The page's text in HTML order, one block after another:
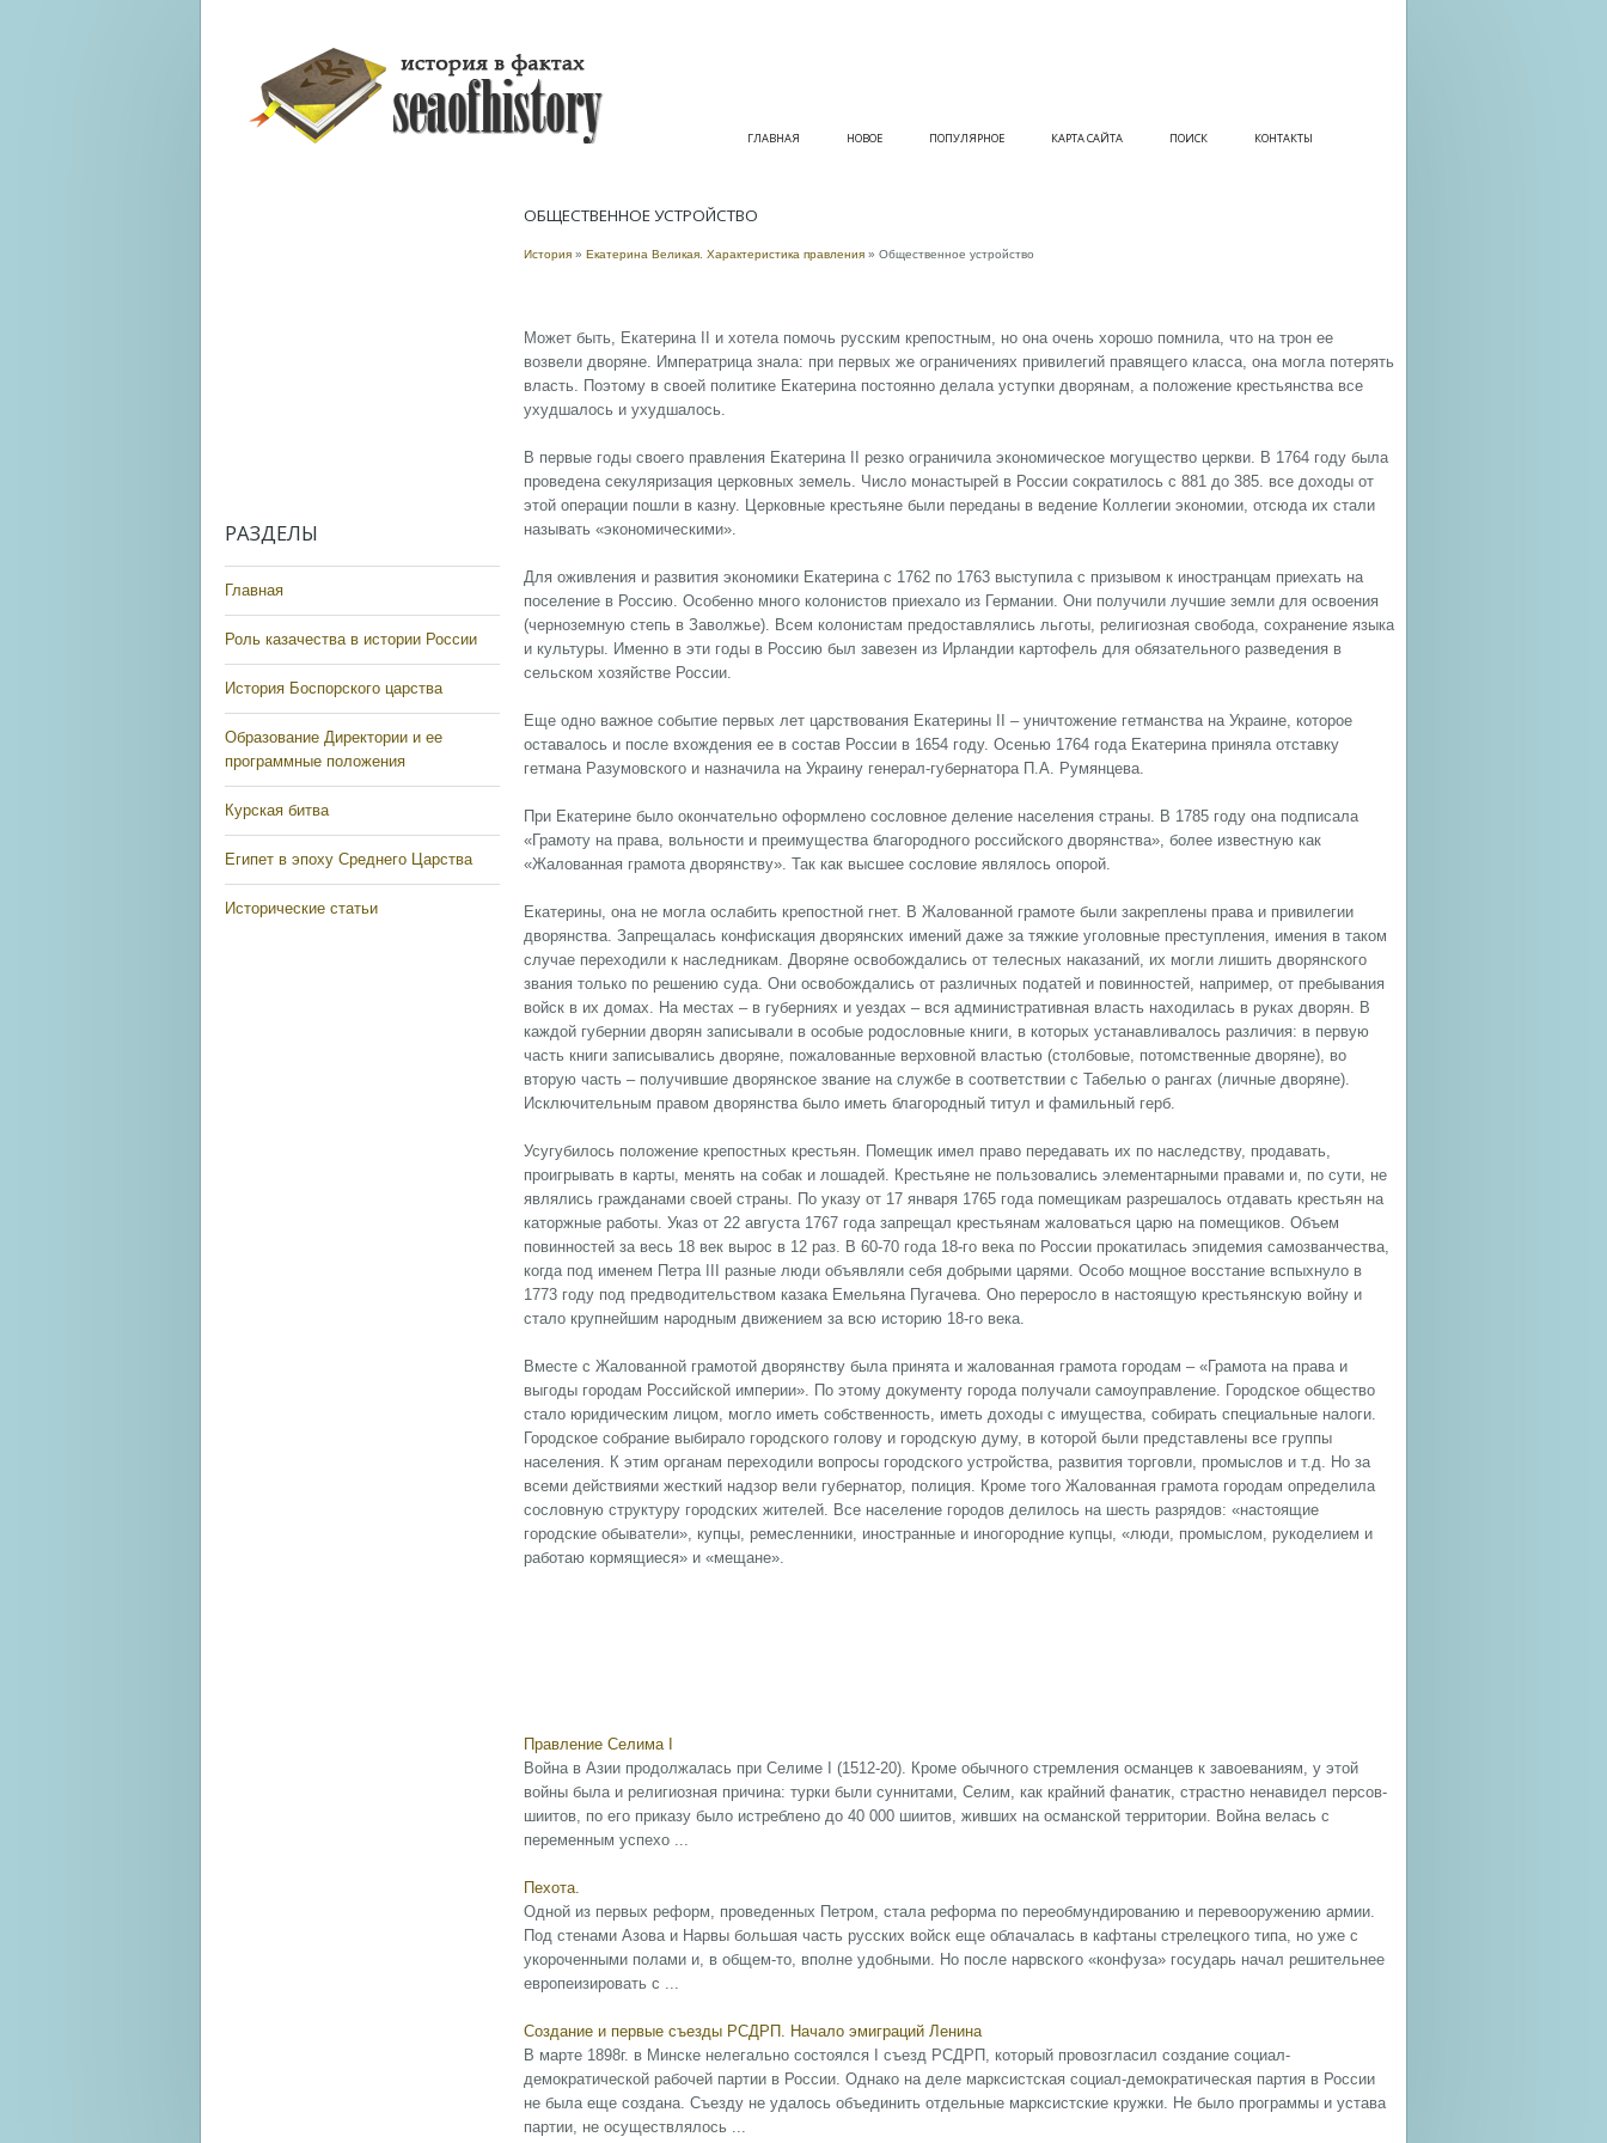
ГЛАВНАЯ НОВОЕ ПОПУЛЯРНОЕ КАРТА САЙТА ПОИСК КОНТАКТЫ
РАЗДЕЛЫ
Главная
Роль казачества в истории России
История Боспорского царства
Образование Директории и ее
программные положения
Курская битва
Египет в эпоху Среднего Царства
Исторические статьи
ОБЩЕСТВЕННОЕ УСТРОЙСТВО
История » Екатерина Великая. Характеристика правления » Общественное устройство
Может быть, Екатерина II и хотела помочь русским крепостным, но она очень хорошо помнила, что на трон ее
возвели дворяне. Императрица знала: при первых же ограничениях привилегий правящего класса, она могла потерять
власть. Поэтому в своей политике Екатерина постоянно делала уступки дворянам, а положение крестьянства все
ухудшалось и ухудшалось.
В первые годы своего правления Екатерина II резко ограничила экономическое могущество церкви. В 1764 году была
проведена секуляризация церковных земель. Число монастырей в России сократилось с 881 до 385. все доходы от
этой операции пошли в казну. Церковные крестьяне были переданы в ведение Коллегии экономии, отсюда их стали
называть «экономическими».
Для оживления и развития экономики Екатерина с 1762 по 1763 выступила с призывом к иностранцам приехать на
поселение в Россию. Особенно много колонистов приехало из Германии. Они получили лучшие земли для освоения
(черноземную степь в Заволжье). Всем колонистам предоставлялись льготы, религиозная свобода, сохранение языка
и культуры. Именно в эти годы в Россию был завезен из Ирландии картофель для обязательного разведения в
сельском хозяйстве России.
Еще одно важное событие первых лет царствования Екатерины II – уничтожение гетманства на Украине, которое
оставалось и после вхождения ее в состав России в 1654 году. Осенью 1764 года Екатерина приняла отставку
гетмана Разумовского и назначила на Украину генерал-губернатора П.А. Румянцева.
При Екатерине было окончательно оформлено сословное деление населения страны. В 1785 году она подписала
«Грамоту на права, вольности и преимущества благородного российского дворянства», более известную как
«Жалованная грамота дворянству». Так как высшее сословие являлось опорой.
Екатерины, она не могла ослабить крепостной гнет. В Жалованной грамоте были закреплены права и привилегии
дворянства. Запрещалась конфискация дворянских имений даже за тяжкие уголовные преступления, имения в таком
случае переходили к наследникам. Дворяне освобождались от телесных наказаний, их могли лишить дворянского
звания только по решению суда. Они освобождались от различных податей и повинностей, например, от пребывания
войск в их домах. На местах – в губерниях и уездах – вся административная власть находилась в руках дворян. В
каждой губернии дворян записывали в особые родословные книги, в которых устанавливалось различия: в первую
часть книги записывались дворяне, пожалованные верховной властью (столбовые, потомственные дворяне), во
вторую часть – получившие дворянское звание на службе в соответствии с Табелью о рангах (личные дворяне).
Исключительным правом дворянства было иметь благородный титул и фамильный герб.
Усугубилось положение крепостных крестьян. Помещик имел право передавать их по наследству, продавать,
проигрывать в карты, менять на собак и лошадей. Крестьяне не пользовались элементарными правами и, по сути, не
являлись гражданами своей страны. По указу от 17 января 1765 года помещикам разрешалось отдавать крестьян на
каторжные работы. Указ от 22 августа 1767 года запрещал крестьянам жаловаться царю на помещиков. Объем
повинностей за весь 18 век вырос в 12 раз. В 60-70 года 18-го века по России прокатилась эпидемия самозванчества,
когда под именем Петра III разные люди объявляли себя добрыми царями. Особо мощное восстание вспыхнуло в
1773 году под предводительством казака Емельяна Пугачева. Оно переросло в настоящую крестьянскую войну и
стало крупнейшим народным движением за всю историю 18-го века.
Вместе с Жалованной грамотой дворянству была принята и жалованная грамота городам – «Грамота на права и
выгоды городам Российской империи». По этому документу города получали самоуправление. Городское общество
стало юридическим лицом, могло иметь собственность, иметь доходы с имущества, собирать специальные налоги.
Городское собрание выбирало городского голову и городскую думу, в которой были представлены все группы
населения. К этим органам переходили вопросы городского устройства, развития торговли, промыслов и т.д. Но за
всеми действиями жесткий надзор вели губернатор, полиция. Кроме того Жалованная грамота городам определила
сословную структуру городских жителей. Все население городов делилось на шесть разрядов: «настоящие
городские обыватели», купцы, ремесленники, иностранные и иногородние купцы, «люди, промыслом, рукоделием и
работаю кормящиеся» и «мещане».
Правление Селима I
Война в Азии продолжалась при Селиме I (1512-20). Кроме обычного стремления османцев к завоеваниям, у этой
войны была и религиозная причина: турки были суннитами, Селим, как крайний фанатик, страстно ненавидел персов-
шиитов, по его приказу было истреблено до 40 000 шиитов, живших на османской территории. Война велась с
переменным успехо ...
Пехота.
Одной из первых реформ, проведенных Пе­тром, стала реформа по переобмундирова­нию и перевооружению армии.
Под стенами Азова и Нарвы большая часть русских войск еще облачалась в кафтаны стрелецкого типа, но уже с
укороченными полами и, в общем-то, вполне удобными. Но после нарвского «конфуза» государь начал решительнее
евро­пеизировать с ...
Создание и первые съезды РСДРП. Начало эмиграций Ленина
В марте 1898г. в Минске нелегально состоялся I съезд РСДРП, который провозгласил создание социал-
демократической рабочей партии в России. Однако на деле марксистская социал-демократическая партия в России
не была еще создана. Съезду не удалось объединить отдельные марксистские кружки. Не было программы и устава
партии, не осуществлялось ...